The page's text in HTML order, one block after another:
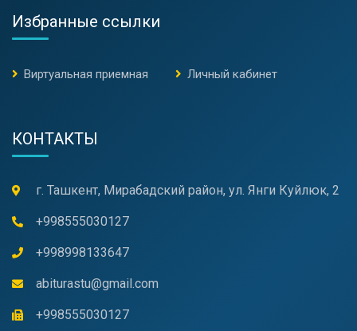
Избранные ссылки
Виртуальная приемная Личный кабинет
КОНТАКТЫ
г. Ташкент, Мирабадский район, ул. Янги Куйлюк, 2
+998555030127
+998998133647
abiturastu@gmail.com
+998555030127